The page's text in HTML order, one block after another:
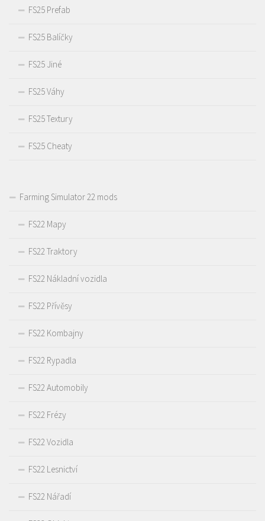
FS25 Prefab
FS25 Balíčky
FS25 Jiné
FS25 Váhy
FS25 Textury
FS25 Cheaty
Farming Simulator 22 mods
FS22 Mapy
FS22 Traktory
FS22 Nákladní vozidla
FS22 Přívěsy
FS22 Kombajny
FS22 Rypadla
FS22 Automobily
FS22 Frézy
FS22 Vozidla
FS22 Lesnictví
FS22 Nářadí